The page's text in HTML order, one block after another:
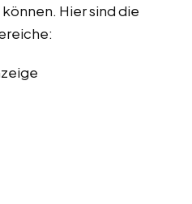
Hier sind die